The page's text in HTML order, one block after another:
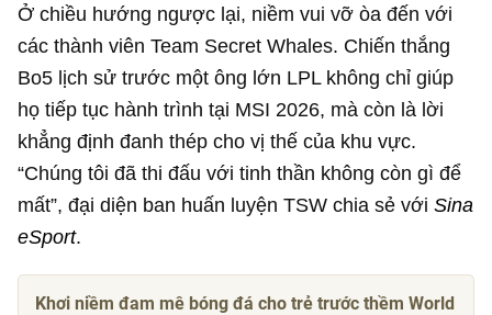
Ở chiều hướng ngược lại, niềm vui vỡ òa đến với
các thành viên Team Secret Whales. Chiến thắng
Bo5 lịch sử trước một ông lớn LPL không chỉ giúp
họ tiếp tục hành trình tại MSI 2026, mà còn là lời
khẳng định đanh thép cho vị thế của khu vực.
“Chúng tôi đã thi đấu với tinh thần không còn gì để
mất”, đại diện ban huấn luyện TSW chia sẻ vớiSina
eSport.
Khơi niềm đam mê bóng đá cho trẻ trước thềm World